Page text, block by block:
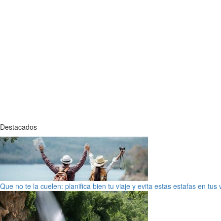
Destacados
Que no te la cuelen: planifica bien tu viaje y evita estas estafas en tus